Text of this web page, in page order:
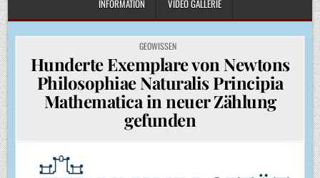
INFORMATION VIDEO GALLERIE
POSTED
IN
GEOWISSEN
Hunderte Exemplare von Newtons
Philosophiae Naturalis Principia
Mathematica in neuer Zählung
gefunden